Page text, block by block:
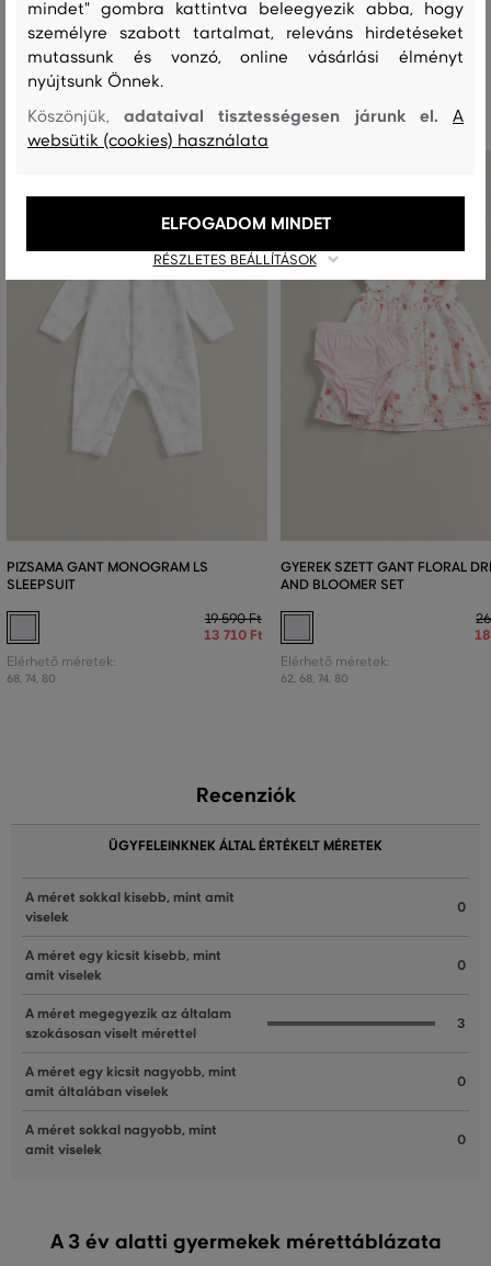
PIZSAMA GANT MONOGRAM LS
SLEEPSUIT
19 590 Ft
13 710 Ft
Elérhető méretek:
68, 74, 80
GYEREK SZETT GANT FLORAL
AND BLOOMER SET
Elérhető méretek:
62, 68, 74, 80
Recenziók
ÜGYFELEINKNEK ÁLTAL ÉRTÉKELT MÉRETEK
A méret sokkal kisebb, mint amit
viselek
0
A méret egy kicsit kisebb, mint
amit viselek
0
A méret megegyezik az általam
szokásosan viselt mérettel
3
A méret egy kicsit nagyobb, mint
amit általában viselek
0
A méret sokkal nagyobb, mint
amit viselek
0
A 3 év alatti gyermekek mérettáblázata
mindet" gombra kattintva beleegyezik abba, hogy
személyre szabott tartalmat, releváns hirdetéseket
mutassunk és vonzó, online vásárlási élményt
nyújtsunk Önnek.
Köszönjük,adataival tisztességesen járunk el.A
websütik (cookies) használata
RÉSZLETES BEÁLLÍTÁSOK
ELFOGADOM MINDET